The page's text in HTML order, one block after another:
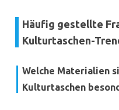
Häufig gestellte
Kulturtaschen-
Welche Materialien
Kulturtaschen